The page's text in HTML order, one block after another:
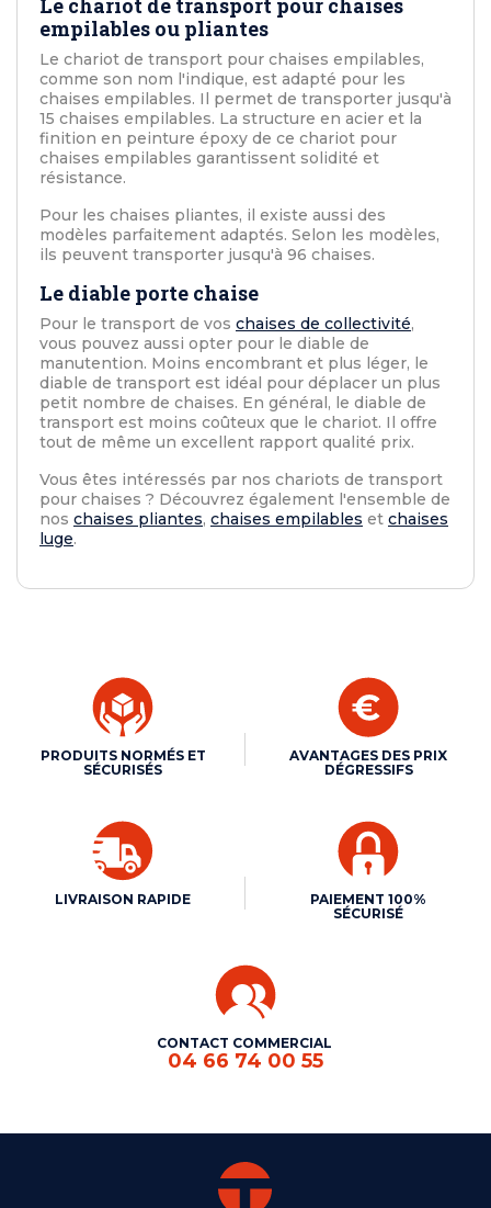
Le chariot de transport pour chaises
empilables ou pliantes
Le chariot de transport pour chaises empilables,
comme son nom l'indique, est adapté pour les
chaises empilables. Il permet de transporter jusqu'à
15 chaises empilables. La structure en acier et la
finition en peinture époxy de ce chariot pour
chaises empilables garantissent solidité et
résistance.
Pour les chaises pliantes, il existe aussi des
modèles parfaitement adaptés. Selon les modèles,
ils peuvent transporter jusqu'à 96 chaises.
Le diable porte chaise
Pour le transport de vos chaises de collectivité,
vous pouvez aussi opter pour le diable de
manutention. Moins encombrant et plus léger, le
diable de transport est idéal pour déplacer un plus
petit nombre de chaises. En général, le diable de
transport est moins coûteux que le chariot. Il offre
tout de même un excellent rapport qualité prix.
Vous êtes intéressés par nos chariots de transport
pour chaises ? Découvrez également l'ensemble de
nos chaises pliantes, chaises empilables et chaises
luge.
PRODUITS NORMÉS ET
SÉCURISÉS
AVANTAGES DES PRIX
DÉGRESSIFS
LIVRAISON RAPIDE
PAIEMENT 100%
SÉCURISÉ
CONTACT COMMERCIAL
04 66 74 00 55